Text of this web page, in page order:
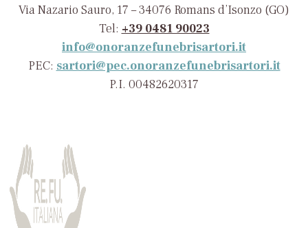
Via Nazario Sauro, 17 – 34076 Romans d’Isonzo (GO)
Tel: +39 0481 90023
info@onoranzefunebrisartori.it
PEC: sartori@pec.onoranzefunebrisartori.it
P.I. 00482620317